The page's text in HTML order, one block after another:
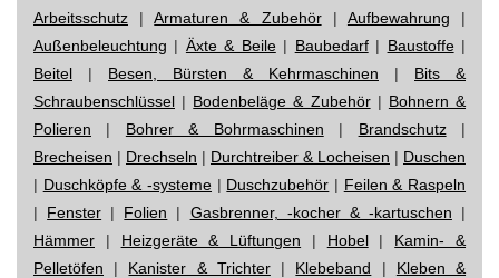
Arbeitsschutz |Armaturen & Zubehör| Aufbewahrung |
Außenbeleuchtung | Äxte & Beile| Baubedarf| Baustoffe|
Beitel | Besen, Bürsten & Kehrmaschinen | Bits &
Schraubenschlüssel | Bodenbeläge & Zubehör| Bohnern &
Polieren | Bohrer & Bohrmaschinen | Brandschutz|
Brecheisen | Drechseln | Durchtreiber & Locheisen | Duschen
| Duschköpfe & -systeme | Duschzubehör | Feilen & Raspeln
| Fenster | Folien | Gasbrenner, -kocher & -kartuschen |
Hämmer | Heizgeräte & Lüftungen | Hobel| Kamin- &
Pelletöfen | Kanister & Trichter| Klebeband | Kleben &